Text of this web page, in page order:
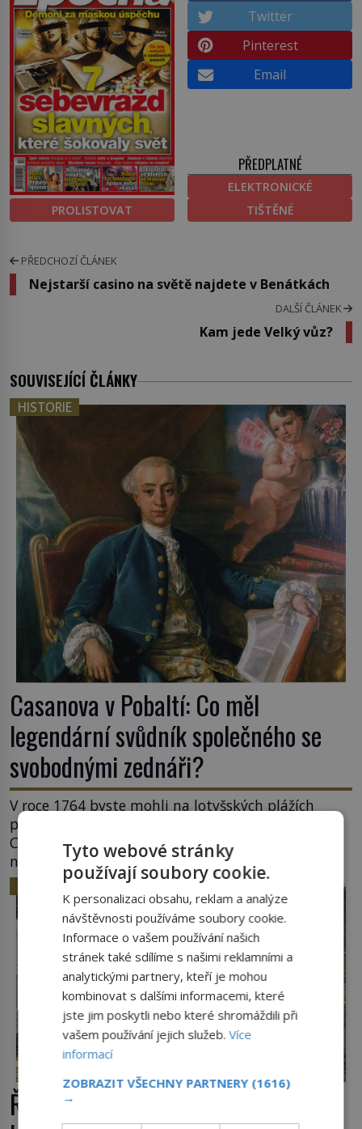
PROLISTOVAT
Twitter
Pinterest
Email
PŘEDPLATNÉ
ELEKTRONICKÉ
TIŠTĚNÉ
PŘEDCHOZÍ ČLÁNEK
Nejstarší casino na světě najdete v Benátkách
DALŠÍ ČLÁNEK
Kam jede Velký vůz?
SOUVISEJÍCÍ ČLÁNKY
HISTORIE
Casanova v Pobaltí: Co měl
legendární svůdník společného se
svobodnými zednáři?
V roce 1764 byste mohli na lotyšských plážích
potkat dobrodruha a sukničkáře Giacoma
Casanovu. Jeho cesta k Baltskému moři však
nebyla turistickým výletem, ale ryze pracovní
cestou se zištnými úmysly. Jaký cíl Casanova
sledoval, když se například procházel uličkami
lotyšské Rigy? Casanova v Pobaltí kontaktoval
tamní zednářské lóže. Nebyl v této oblasti žádným
nováčkem, protože do zednářské […]
HISTORIE
Římské ghetto: Místo, kam papež
Tyto webové stránky
používají soubory cookie.
K personalizaci obsahu, reklam a analýze
návštěvnosti používáme soubory cookie.
Informace o vašem používání našich
stránek také sdílíme s našimi reklamními a
analytickými partnery, kteří je mohou
kombinovat s dalšími informacemi, které
jste jim poskytli nebo které shromáždili při
vašem používání jejich služeb.Více
informací
ZOBRAZIT VŠECHNY PARTNERY (1616)
→